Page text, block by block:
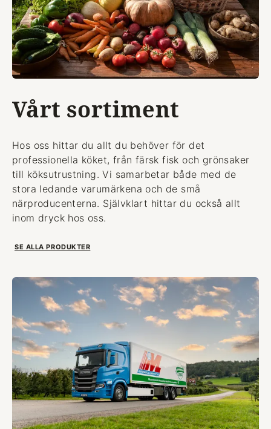
Vårt sortiment
Hos oss hittar du allt du behöver för det
professionella köket, från färsk fisk och grönsaker
till köksutrustning. Vi samarbetar både med de
stora ledande varumärkena och de små
närproducenterna. Självklart hittar du också allt
inom dryck hos oss.
SE ALLA PRODUKTER